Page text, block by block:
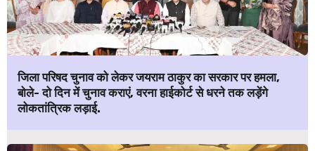
जिला परिषद चुनाव को लेकर जयराम ठाकुर का सरकार पर हमला,
बोले- दो दिन में चुनाव कराएं, वरना हाईकोर्ट से धरने तक लड़ेंगे
लोकतांत्रिक लड़ाई.